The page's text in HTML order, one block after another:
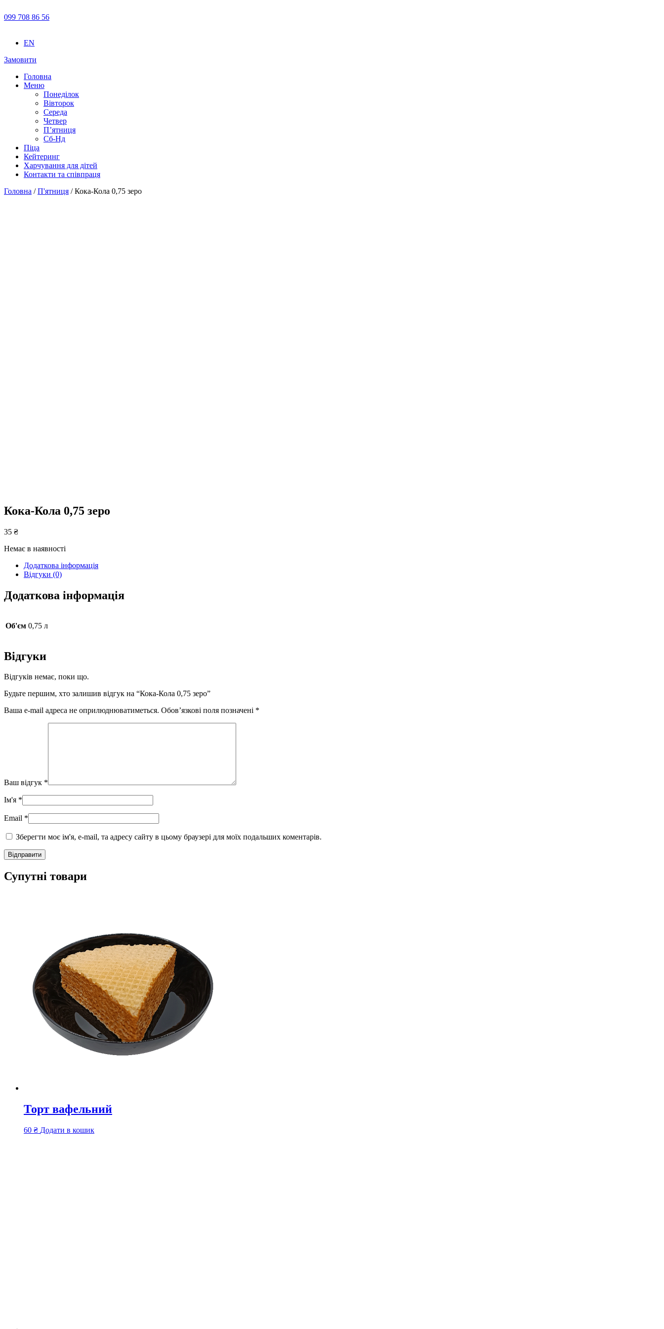
099 708 86 56
EN
Замовити
Головна
Меню
Понеділок
Вівторок
Середа
Четвер
П’ятниця
Сб-Нд
Піца
Кейтеринг
Харчування для дітей
Контакти та співпраця
Головна /П'ятниця / Кока-Кола 0,75 зеро
Кока-Кола 0,75 зеро
35 ₴
Немає в наявності
Додаткова інформація
Відгуки (0)
Додаткова інформація
Об'єм 0,75 л
Відгуки
Відгуків немає, поки що.
Будьте першим, хто залишив відгук на “Кока-Кола 0,75 зеро”
Ваша e-mail адреса не оприлюднюватиметься. Обов’язкові поля позначені *
Ваш відгук *
Ім'я *
Email *
Зберегти моє ім'я, e-mail, та адресу сайту в цьому браузері для моїх подальших коментарів.
Супутні товари
Торт вафельний
60 ₴ Додати в кошик